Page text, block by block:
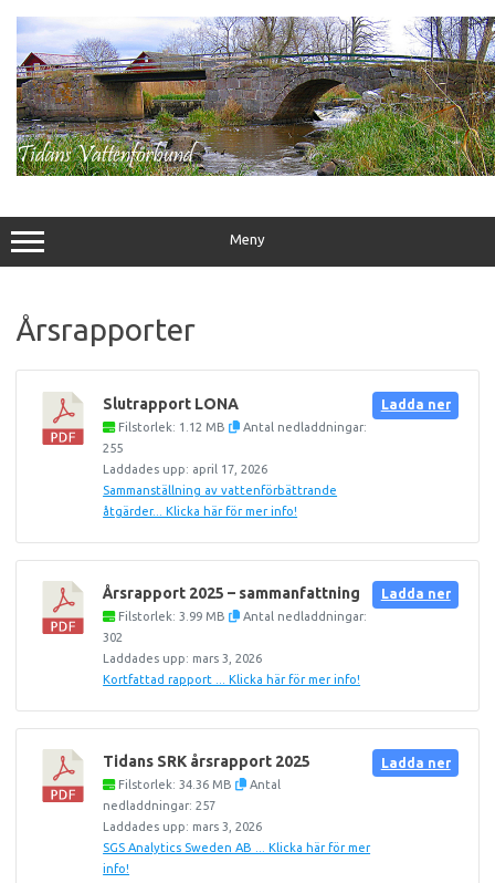
innehåll
Meny
Årsrapporter
Slutrapport LONA
Filstorlek: 1.12 MB
Antal nedladdningar:
255
Laddades upp: april 17, 2026
Sammanställning av vattenförbättrande
åtgärder... Klicka här för mer info!
Ladda ner
Årsrapport 2025 – sammanfattning
Filstorlek: 3.99 MB
Antal nedladdningar:
302
Laddades upp: mars 3, 2026
Kortfattad rapport ... Klicka här för mer info!
Ladda ner
Tidans SRK årsrapport 2025
Filstorlek: 34.36 MB
Antal
nedladdningar: 257
Laddades upp: mars 3, 2026
SGS Analytics Sweden AB ... Klicka här för mer
info!
Ladda ner